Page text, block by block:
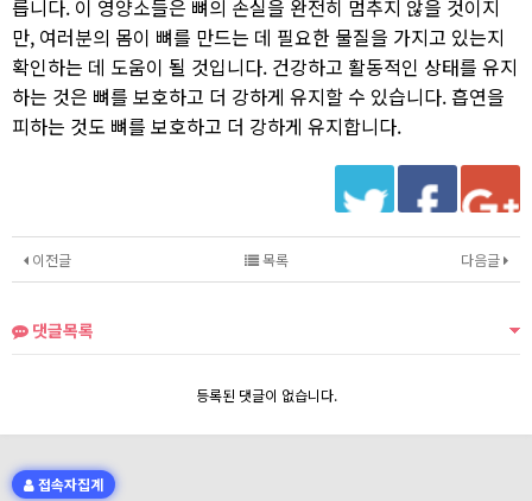
릅니다. 이 영양소들은 뼈의 손실을 완전히 멈추지 않을 것이지
만, 여러분의 몸이 뼈를 만드는 데 필요한 물질을 가지고 있는지
확인하는 데 도움이 될 것입니다. 건강하고 활동적인 상태를 유지
하는 것은 뼈를 보호하고 더 강하게 유지할 수 있습니다. 흡연을
피하는 것도 뼈를 보호하고 더 강하게 유지합니다.
이전글 다음글
목록
댓글목록
등록된 댓글이 없습니다.
접속자집계